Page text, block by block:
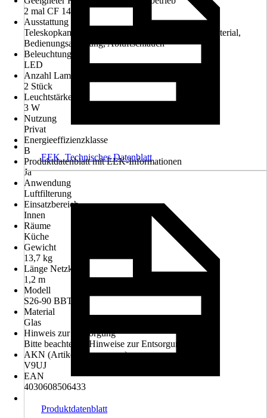
2 mal CF 140
Ausstattung
Teleskopkamin, Rückschlagklappe, Befestigungsmaterial,
Bedienungsanleitung, Abluftschlauch
Beleuchtung
LED
Anzahl Lampen
2 Stück
Leuchtstärke
3 W
Nutzung
Privat
Energieeffizienzklasse
B
Produktdatenblatt mit EEK-Informationen
Ja
Anwendung
Luftfilterung
Einsatzbereich
Innen
Räume
Küche
Gewicht
13,7 kg
Länge Netzkabel
1,2 m
Modell
S26-90 BBTY
Material
Glas
Hinweis zur Entsorgung
Bitte beachte die Hinweise zur Entsorgung
AKN (Artikelkurznummer)
V9UJ
EAN
4030608506433
EEK_Technisches Datenblatt
Produktdatenblatt